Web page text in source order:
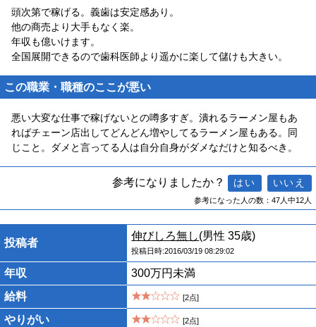
頭次第で稼げる。義歯は安定感あり。
他の商売より大手もなく楽。
年収も億いけます。
全国展開できるので歯科医師より遥かに楽して儲けも大きい。
この職業・職種のここが悪い
悪い大変な仕事で稼げないとの噂多すぎ。潰れるラーメン屋もあ
ればチェーン店出してどんどん増やしてるラーメン屋もある。同
じこと。ダメと言ってる人は自分自身がダメなだけと知るべき。
参考になりましたか？
参考になった人の数：47人中12人
投稿者
伸びしろ無し(男性 35歳)
投稿日時:2016/03/19 08:29:02
年収
300万円未満
給料
[2点]
やりがい [2点]